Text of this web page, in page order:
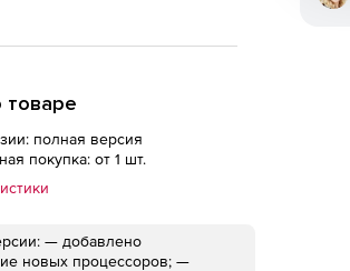
товаре
полная версия
покупка: от 1 шт.
— добавлено
новых процессоров; —